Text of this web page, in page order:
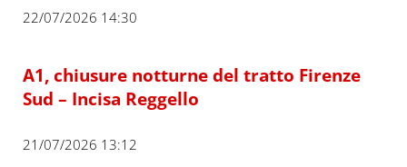
22/07/2026 14:30
A1, chiusure notturne del tratto Firenze
Sud – Incisa Reggello
21/07/2026 13:12